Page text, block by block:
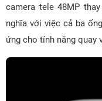
camera tele 48MP
nghĩa với việc cả ba
ứng cho tính năng quay